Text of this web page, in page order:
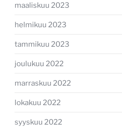
maaliskuu 2023
helmikuu 2023
tammikuu 2023
joulukuu 2022
marraskuu 2022
lokakuu 2022
syyskuu 2022